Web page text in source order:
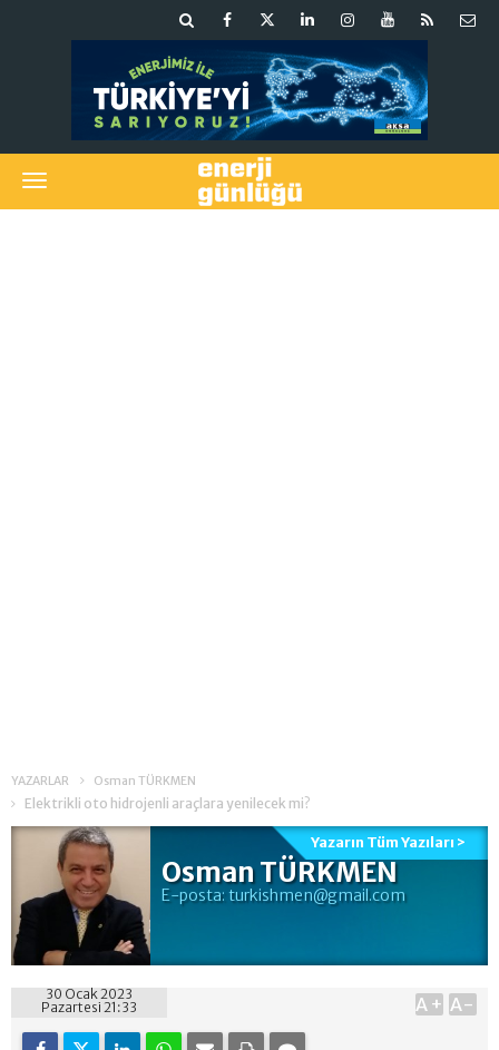
YAZARLAR Osman TÜRKMEN
Elektrikli oto hidrojenli araçlara yenilecek mi?
Osman TÜRKMEN
E-posta: turkishmen@gmail.com
Yazarın Tüm Yazıları >
30 Ocak 2023
Pazartesi 21:33
A+ A-